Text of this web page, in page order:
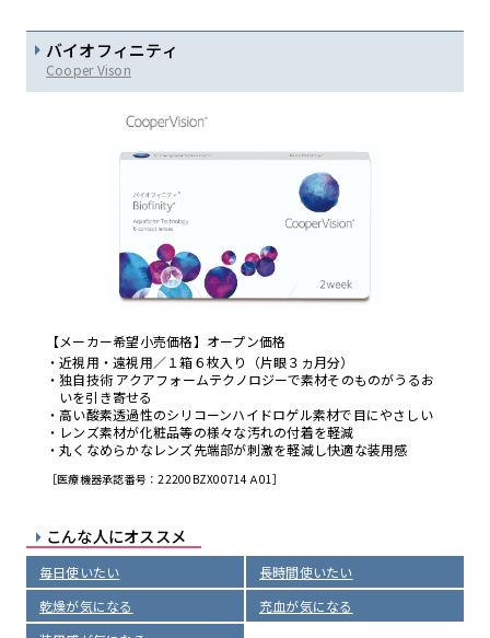
バイオフィニティ
Cooper Vison
【メーカー希望小売価格】オープン価格
近視用・遠視用／１箱６枚入り（片眼３ヵ月分）
独自技術 アクアフォームテクノロジーで素材そのものがうるお
いを引き寄せる
高い酸素透過性のシリコーンハイドロゲル素材で目にやさしい
レンズ素材が化粧品等の様々な汚れの付着を軽減
丸くなめらかなレンズ先端部が刺激を軽減し快適な装用感
［医療機器承認番号：22200BZX00714Ａ01］
こんな人にオススメ
毎日使いたい
長時間使いたい
乾燥が気になる
充血が気になる